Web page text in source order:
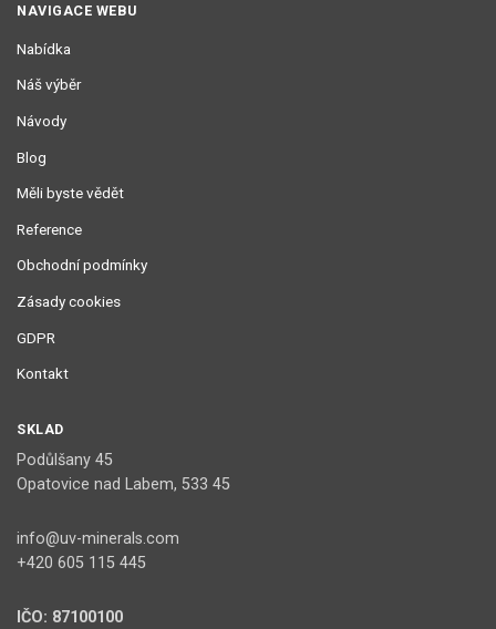
NAVIGACE WEBU
Nabídka
Náš výběr
Návody
Blog
Měli byste vědět
Reference
Obchodní podmínky
Zásady cookies
GDPR
Kontakt
SKLAD
Podůlšany 45
Opatovice nad Labem, 533 45
info@uv-minerals.com
+420 605 115 445
IČO: 87100100